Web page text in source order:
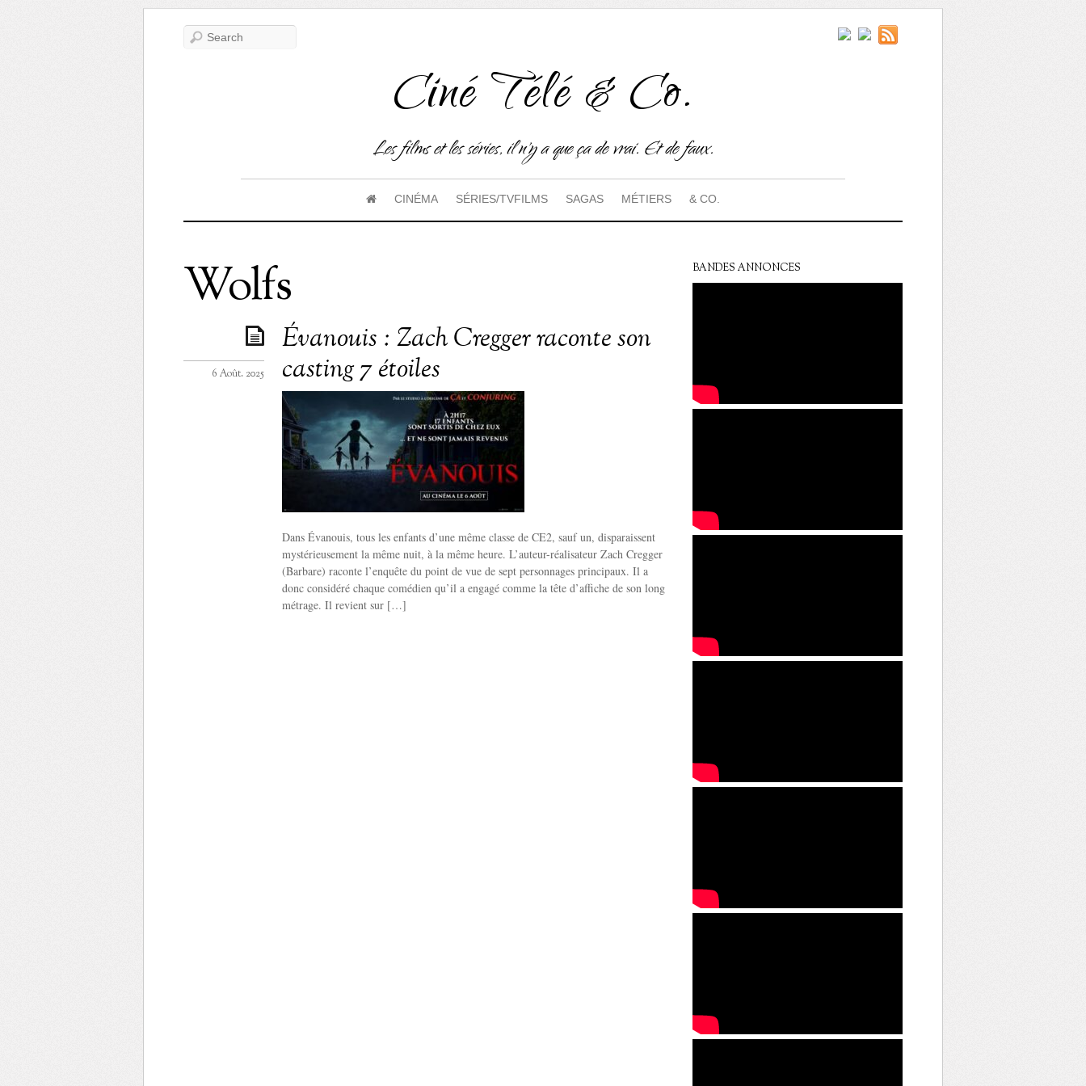
Ciné Télé & Co.
Les films et les séries, il n'y a que ça de vrai. Et de faux.
CINÉMA SÉRIES/TVFILMS SAGAS MÉTIERS & CO.
Wolfs
Évanouis : Zach Cregger raconte son
casting 7 étoiles
6 Août. 2025
Dans Évanouis, tous les enfants d’une même classe de CE2, sauf un, disparaissent
mystérieusement la même nuit, à la même heure. L’auteur-réalisateur Zach Cregger
(Barbare) raconte l’enquête du point de vue de sept personnages principaux. Il a
donc considéré chaque comédien qu’il a engagé comme la tête d’affiche de son long
métrage. Il revient sur […]
BANDES ANNONCES